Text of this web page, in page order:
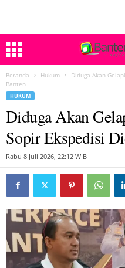
Beranda Hukum
Diduga Akan
Banten
HUKUM
Diduga Akan
Sopir Ekspedisi
Rabu 8 Juli 2026, 22:12 WIB